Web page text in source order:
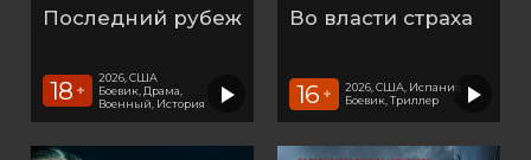
Последний рубеж
18 +
2026, США
Боевик, Драма,
Военный, История
Во власти страха
16 +
2026, США, Испания
Боевик, Триллер